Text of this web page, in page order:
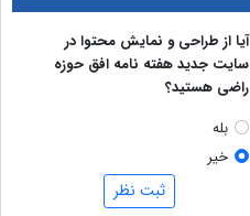
آیا از طراحی و نمایش محتوا در
سایت جدید هفته نامه افق حوزه
راضی هستید؟
بله
خیر
ثبت نظر